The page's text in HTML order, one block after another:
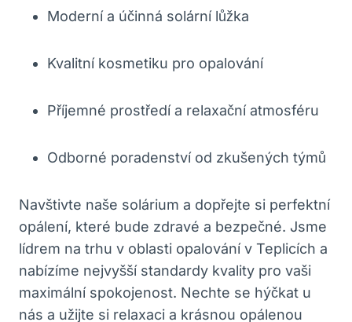
Moderní a účinná solární lůžka
Kvalitní kosmetiku pro opalování
Příjemné prostředí a relaxační atmosféru
Odborné poradenství od zkušených týmů
Navštivte naše solárium a dopřejte si perfektní
opálení, které bude zdravé a bezpečné. Jsme
lídrem na trhu v oblasti opalování v Teplicích a
nabízíme nejvyšší standardy kvality pro vaši
maximální spokojenost. Nechte se hýčkat u
nás a užijte si relaxaci a krásnou opálenou